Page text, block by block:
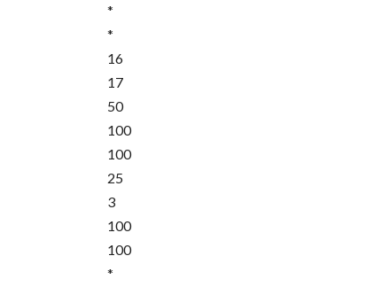
*
*
16
17
50
100
100
25
3
100
100
*